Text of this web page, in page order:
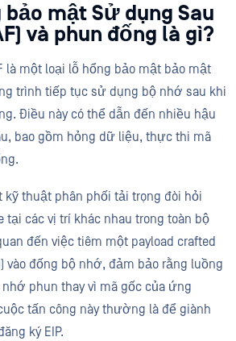
mật Sử dụng Sau
và phun đống là gì?
là một loại lỗ hổng bảo mật bảo mật
trình tiếp tục sử dụng bộ nhớ sau khi
Điều này có thể dẫn đến nhiều hậu
bao gồm hỏng dữ liệu, thực thi mã
kỹ thuật phân phối tải trọng đòi hỏi
tại các vị trí khác nhau trong toàn bộ
đến việc tiêm một payload crafted
vào đống bộ nhớ, đảm bảo rằng luồng
phun thay vì mã gốc của ứng
tấn công này thường là để giành
ký EIP.